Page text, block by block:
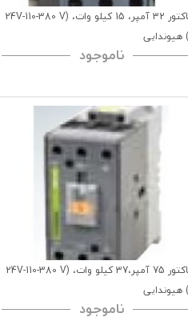
کنتاکتور 32 آمپر، 15 کیلو وات، (24V-110-380 V
ناموجود
کنتاکتور 75 آمپر،37 کیلو وات، (24V-110-380 V
ناموجود